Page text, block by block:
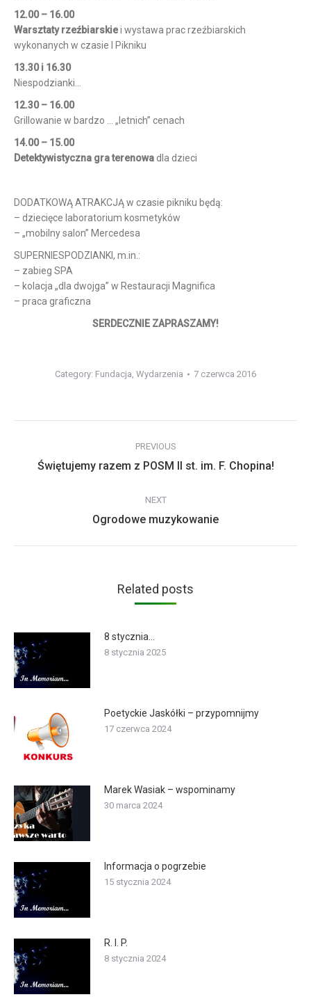
12.00 – 16.00
Warsztaty rzeźbiarskiei wystawa prac rzeźbiarskich
wykonanych w czasie I Pikniku
13.30 i 16.30
Niespodzianki…
12.30 – 16.00
Grillowanie w bardzo … „letnich” cenach
14.00 – 15.00
Detektywistyczna gra terenowa dla dzieci
DODATKOWĄ ATRAKCJĄ w czasie pikniku będą:
– dziecięce laboratorium kosmetyków
– „mobilny salon” Mercedesa
SUPERNIESPODZIANKI, m.in.:
– zabieg SPA
– kolacja „dla dwojga” w Restauracji Magnifica
– praca graficzna
SERDECZNIE ZAPRASZAMY!
Category: Fundacja, Wydarzenia 7 czerwca 2016
navigation
PREVIOUS
Previous
Świętujemy razem z POSM II st. im. F. Chopina!
NEXT
Next
Ogrodowe muzykowanie
Related posts
8 stycznia…
8 stycznia 2025
Poetyckie Jaskółki – przypomnijmy
17 czerwca 2024
Marek Wasiak – wspominamy
30 marca 2024
Informacja o pogrzebie
15 stycznia 2024
R. I. P.
8 stycznia 2024